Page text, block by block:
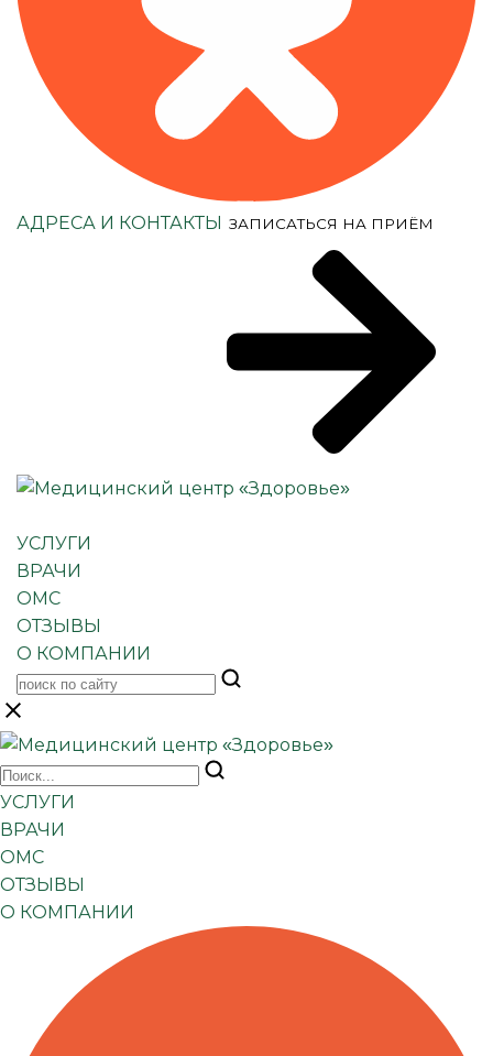
АДРЕСА И КОНТАКТЫ ЗАПИСАТЬСЯ НА ПРИЁМ
УСЛУГИ
ВРАЧИ
ОМС
ОТЗЫВЫ
О КОМПАНИИ
УСЛУГИ
ВРАЧИ
ОМС
ОТЗЫВЫ
О КОМПАНИИ